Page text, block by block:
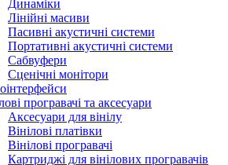
Динаміки
Лінійні масиви
Пасивні акустичні системи
Портативні акустичні системи
Сабвуфери
Сценічні монітори
програвачі та аксесуари
Аксесуари для вінілу
Вінілові платівки
Вінілові програвачі
Картриджі для вінілових програвачів